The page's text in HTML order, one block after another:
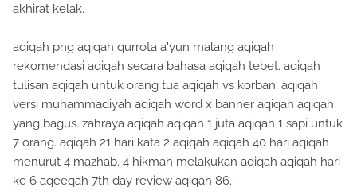
akhirat kelak.
aqiqah png aqiqah qurrota a'yun malang aqiqah
rekomendasi aqiqah secara bahasa aqiqah tebet. aqiqah
tulisan aqiqah untuk orang tua aqiqah vs korban. aqiqah
versi muhammadiyah aqiqah word x banner aqiqah aqiqah
yang bagus. zahraya aqiqah aqiqah 1 juta aqiqah 1 sapi untuk
7 orang. aqiqah 21 hari kata 2 aqiqah aqiqah 40 hari aqiqah
menurut 4 mazhab. 4 hikmah melakukan aqiqah aqiqah hari
ke 6 aqeeqah 7th day review aqiqah 86.